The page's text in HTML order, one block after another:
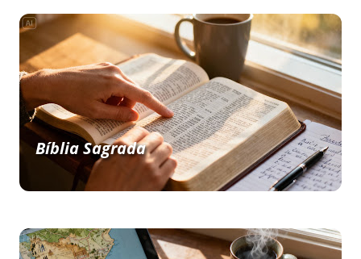
Bíblia Sagrada